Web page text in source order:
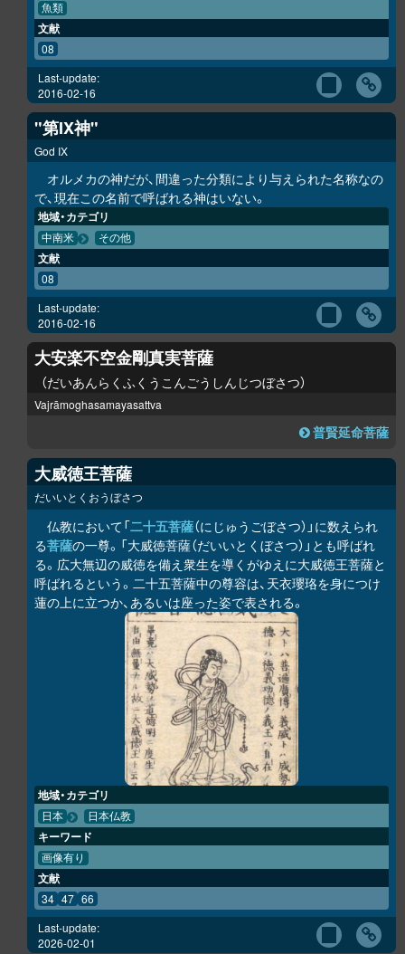
魚類
文献
08
Last-update:
2016-02-16
"第IX神"
God IX
オルメカの神だが、間違った分類により与えられた名称なの
で、現在この名前で呼ばれる神はいない。
地域・カテゴリ
中南米 その他
文献
08
Last-update:
2016-02-16
大安楽不空金剛真実菩薩
だいあんらくふくうこんごうしんじつぼさつ
Vajrāmoghasamayasattva
普賢延命菩薩
大威徳王菩薩
だいいとくおうぼさつ
仏教において「二十五菩薩（にじゅうごぼさつ）」に数えられ
る菩薩の一尊。「大威徳菩薩（だいいとくぼさつ）」とも呼ばれ
る。広大無辺の威徳を備え衆生を導くがゆえに大威徳王菩薩と
呼ばれるという。二十五菩薩中の尊容は、天衣瓔珞を身につけ
蓮の上に立つか、あるいは座った姿で表される。
地域・カテゴリ
日本 日本仏教
キーワード
画像有り
文献
34 47 66
Last-update:
2026-02-01